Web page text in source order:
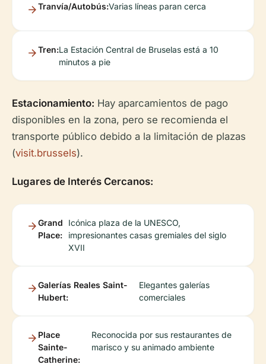
Tranvía/Autobús:Varias líneas paran cerca
Tren:La Estación Central de Bruselas está a 10
minutos a pie
Estacionamiento: Hay aparcamientos de pago
disponibles en la zona, pero se recomienda el
transporte público debido a la limitación de plazas
(visit.brussels).
Lugares de Interés Cercanos:
Grand
Place:
Icónica plaza de la UNESCO,
impresionantes casas gremiales del siglo
XVII
Galerías Reales Saint-
Hubert:
Elegantes galerías
comerciales
Place
Sainte-
Catherine:
Reconocida por sus restaurantes de
marisco y su animado ambiente